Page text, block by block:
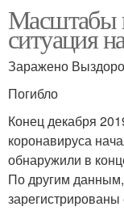
Масштабы
ситуация
Заражено
Погибло
Конец декабря
коронавируса
обнаружили в
По другим